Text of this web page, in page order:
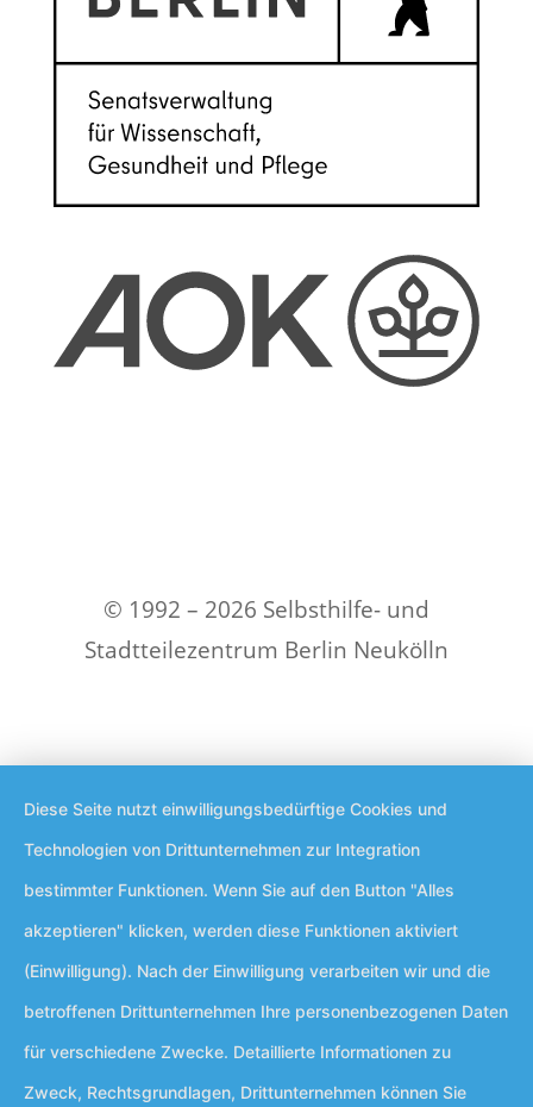
© 1992 – 2026 Selbsthilfe- und
Stadtteilezentrum Berlin Neukölln
Diese Seite nutzt einwilligungsbedürftige Cookies und
Technologien von Drittunternehmen zur Integration
bestimmter Funktionen. Wenn Sie auf den Button "Alles
akzeptieren" klicken, werden diese Funktionen aktiviert
(Einwilligung). Nach der Einwilligung verarbeiten wir und die
betroffenen Drittunternehmen Ihre personenbezogenen Daten
für verschiedene Zwecke. Detaillierte Informationen zu
Zweck, Rechtsgrundlagen, Drittunternehmen können Sie